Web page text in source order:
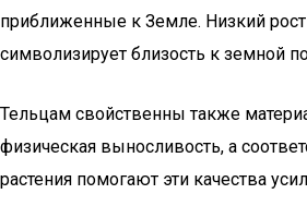
приближенные к Земле. Низкий
символизирует близость к земной
Тельцам свойственны также
физическая выносливость, а
растения помогают эти качества